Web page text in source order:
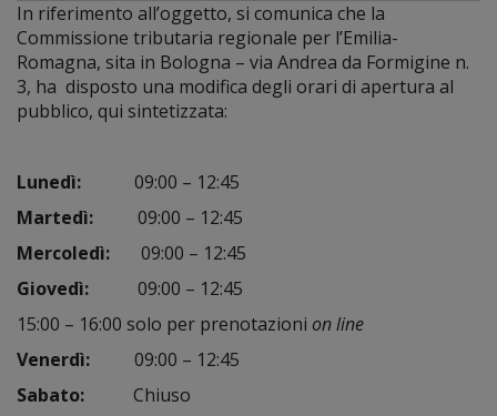
In riferimento all’oggetto, si comunica che la
Commissione tributaria regionale per l’Emilia-
Romagna, sita in Bologna – via Andrea da Formigine n.
3, ha disposto una modifica degli orari di apertura al
pubblico, qui sintetizzata:
Lunedì: 09:00 – 12:45
Martedì: 09:00 – 12:45
Mercoledì: 09:00 – 12:45
Giovedì: 09:00 – 12:45
15:00 – 16:00 solo per prenotazioni on line
Venerdì: 09:00 – 12:45
Sabato: Chiuso